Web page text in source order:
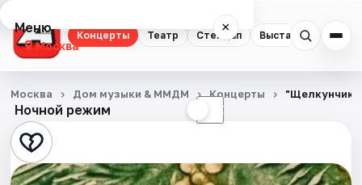
Концерты Театр Стендап Выставки
Меню ×
Москва
Концерты
Театр
Стендап
Ночной режим ☾
Москва Дом музыки & ММДМ Концерты "Щелкунчик"